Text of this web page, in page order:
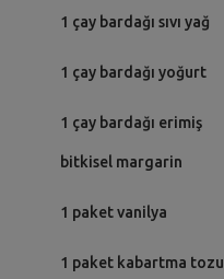
1 çay bardağı sıvı yağ
1 çay bardağı yoğurt
1 çay bardağı erimiş
bitkisel margarin
1 paket vanilya
1 paket kabartma tozu